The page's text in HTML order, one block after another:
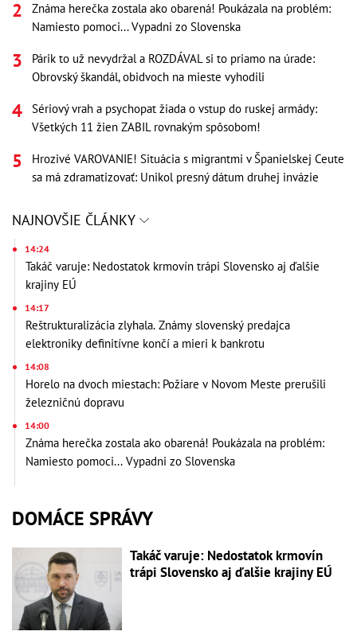
Známa herečka zostala ako obarená! Poukázala na problém:
Namiesto pomoci... Vypadni zo Slovenska
Párik to už nevydržal a ROZDÁVAL si to priamo na úrade:
Obrovský škandál, obidvoch na mieste vyhodili
Sériový vrah a psychopat žiada o vstup do ruskej armády:
Všetkých 11 žien ZABIL rovnakým spôsobom!
Hrozivé VAROVANIE! Situácia s migrantmi v Španielskej Ceute
sa má zdramatizovať: Unikol presný dátum druhej invázie
NAJNOVŠIE ČLÁNKY
14:24
Takáč varuje: Nedostatok krmovín trápi Slovensko aj ďalšie
krajiny EÚ
14:17
Reštrukturalizácia zlyhala. Známy slovenský predajca
elektroniky definitívne končí a mieri k bankrotu
14:08
Horelo na dvoch miestach: Požiare v Novom Meste prerušili
železničnú dopravu
14:00
Známa herečka zostala ako obarená! Poukázala na problém:
Namiesto pomoci... Vypadni zo Slovenska
DOMÁCE SPRÁVY
Takáč varuje: Nedostatok krmovín
trápi Slovensko aj ďalšie krajiny EÚ